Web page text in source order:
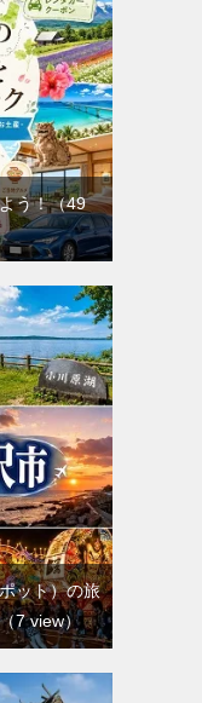
う！（49
ット）の旅
（7 view）